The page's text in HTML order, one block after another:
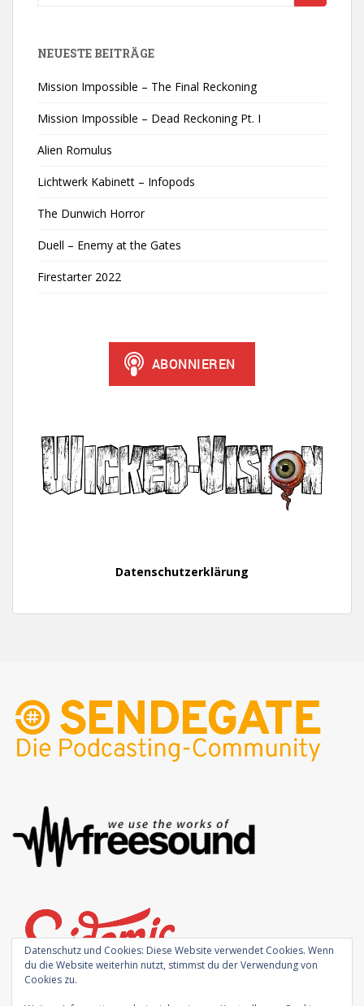
NEUESTE BEITRÄGE
Mission Impossible – The Final Reckoning
Mission Impossible – Dead Reckoning Pt. I
Alien Romulus
Lichtwerk Kabinett – Infopods
The Dunwich Horror
Duell – Enemy at the Gates
Firestarter 2022
Datenschutzerklärung
Datenschutz und Cookies: Diese Website verwendet Cookies. Wenn
du die Website weiterhin nutzt, stimmst du der Verwendung von
Cookies zu.